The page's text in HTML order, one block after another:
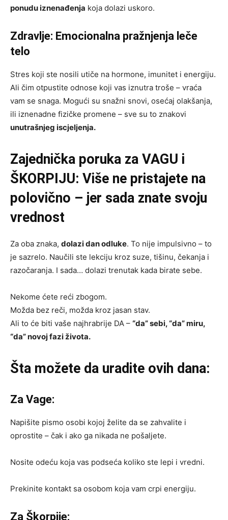
ponudu iznenađenja koja dolazi uskoro.
Zdravlje: Emocionalna pražnjenja leče
telo
Stres koji ste nosili utiče na hormone, imunitet i energiju.
Ali čim otpustite odnose koji vas iznutra troše – vraća
vam se snaga. Mogući su snažni snovi, osećaj olakšanja,
ili iznenadne fizičke promene – sve su to znakovi
unutrašnjeg iscjeljenja.
Zajednička poruka za VAGU i
ŠKORPIJU: Više ne pristajete na
polovično – jer sada znate svoju
vrednost
Za oba znaka, dolazi dan odluke. To nije impulsivno – to
je sazrelo. Naučili ste lekciju kroz suze, tišinu, čekanja i
razočaranja. I sada… dolazi trenutak kada birate sebe.
Nekome ćete reći zbogom.
Možda bez reči, možda kroz jasan stav.
Ali to će biti vaše najhrabrije DA – “da” sebi, “da” miru,
“da” novoj fazi života.
Šta možete da uradite ovih dana:
Za Vage:
Napišite pismo osobi kojoj želite da se zahvalite i
oprostite – čak i ako ga nikada ne pošaljete.
Nosite odeću koja vas podseća koliko ste lepi i vredni.
Prekinite kontakt sa osobom koja vam crpi energiju.
Za Škorpije: